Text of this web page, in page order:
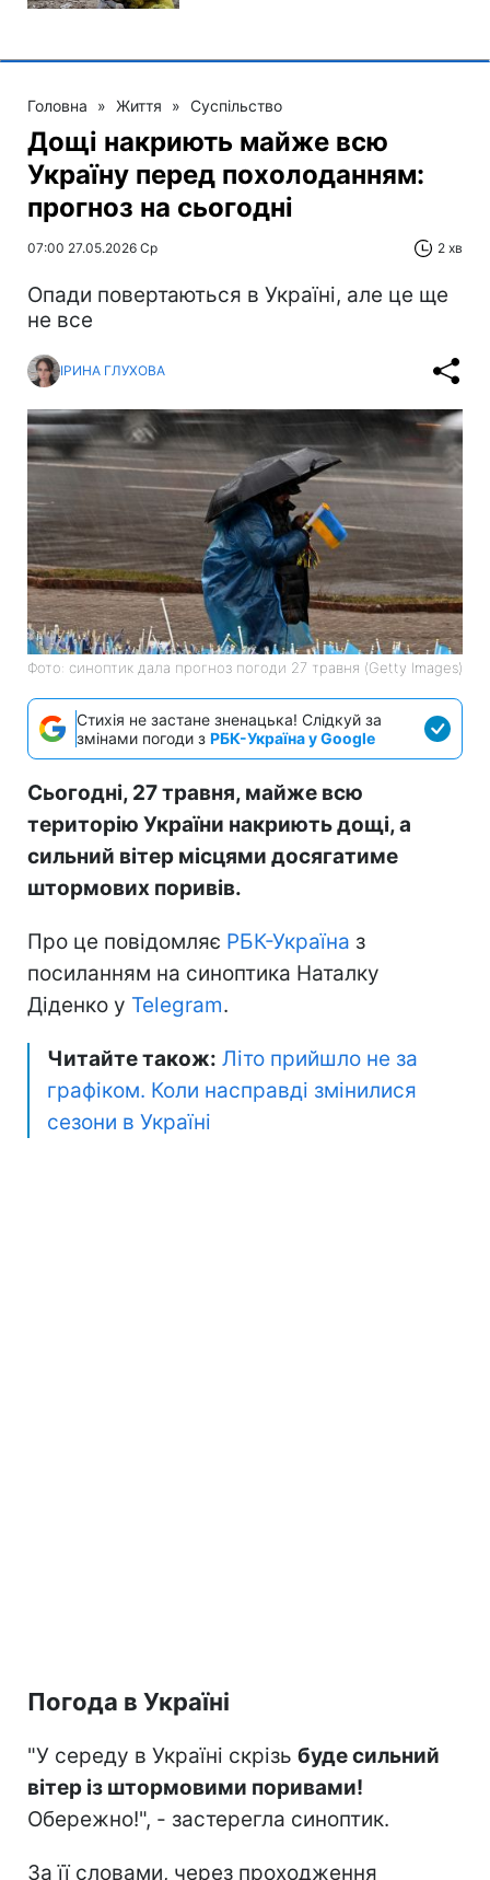
Головна » Життя » Суспільство
Дощі накриють майже всю
Україну перед похолоданням:
прогноз на сьогодні
07:00 27.05.2026 Ср 2 хв
Опади повертаються в Україні, але це ще
не все
ІРИНА ГЛУХОВА
Фото: синоптик дала прогноз погоди 27 травня (Getty Images)
Стихія не застане зненацька! Слідкуй за
змінами погоди з РБК-Україна у Google
Сьогодні, 27 травня, майже всю
територію України накриють дощі, а
сильний вітер місцями досягатиме
штормових поривів.
Про це повідомляє РБК-Україна з
посиланням на синоптика Наталку
Діденко у Telegram.
Читайте також: Літо прийшло не за
графіком. Коли насправді змінилися
сезони в Україні
Погода в Україні
"У середу в Україні скрізь буде сильний
вітер із штормовими поривами!
Обережно!", - застерегла синоптик.
За її словами, через проходження